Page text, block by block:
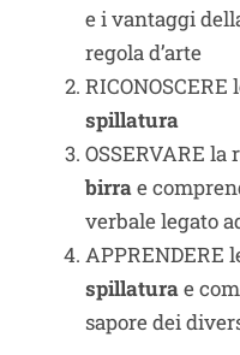
e i vantaggi
regola d’arte
RICONOSCERE
spillatura
OSSERVARE
birra e
verbale legato
APPRENDERE
spillatura e
sapore dei